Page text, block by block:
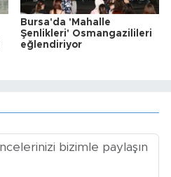
Bursa'da 'Mahalle
Şenlikleri' Osmangazilileri
eğlendiriyor